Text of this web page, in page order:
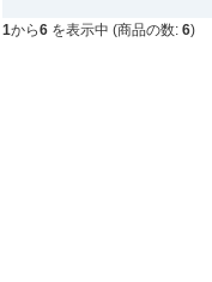
1から6 を表示中 (商品の数: 6)